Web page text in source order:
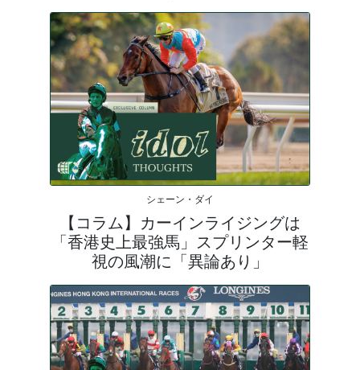
シェーン・ダイ
【コラム】カーインライジングは
「香港史上最強馬」スプリンター軽
視の風潮に「異論あり」